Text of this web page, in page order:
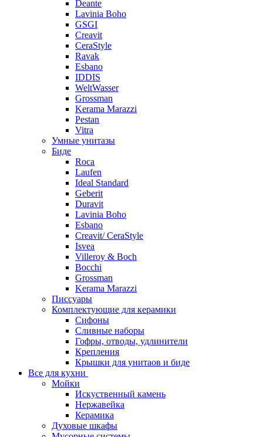
Deante
Lavinia Boho
GSGI
Creavit
CeraStyle
Ravak
Esbano
IDDIS
WeltWasser
Grossman
Kerama Marazzi
Pestan
Vitra
Умные унитазы
Биде
Roca
Laufen
Ideal Standard
Geberit
Duravit
Lavinia Boho
Esbano
Creavit/ CeraStyle
Isvea
Villeroy & Boch
Bocchi
Grossman
Kerama Marazzi
Писсуары
Комплектующие для керамики
Сифоны
Сливные наборы
Гофры, отводы, удлинители
Крепления
Крышки для унитаов и биде
Все для кухни
Мойки
Искуственный камень
Нержавейка
Керамика
Духовые шкафы